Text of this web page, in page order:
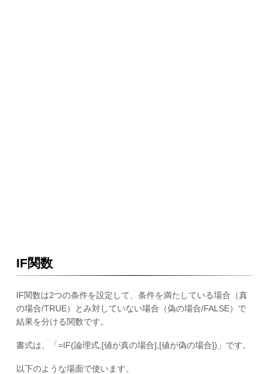
IF関数
IF関数は2つの条件を設定して、条件を満たしている場合（真
の場合/TRUE）とみ対していない場合（偽の場合/FALSE）で
結果を分ける関数です。
書式は、「=IF(論理式,[値が真の場合],[値が偽の場合])」です。
以下のような場面で使います。